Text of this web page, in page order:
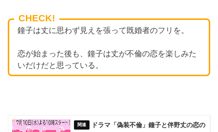
CHECK!
鐘子は丈に思わず見えを張って既婚者のフリを。
恋が始まった後も、鐘子は丈が不倫の恋を楽しみた
いだけだと思っている。
ドラマ「偽装不倫」鐘子と伴野丈の恋の